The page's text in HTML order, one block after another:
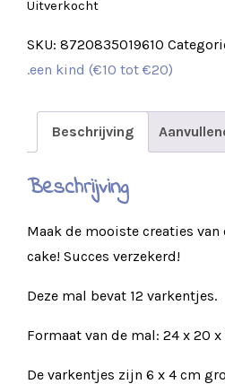
Uitverkocht
SKU: 8720835019610
.een kind (€10 tot €20)
Beschrijving
Beschrijving
Maak de mooiste creaties
cake! Succes verzekerd!
Deze mal bevat 12 varkentjes.
Formaat van de mal: 24 x 20 x
De varkentjes zijn 6 x 4 cm